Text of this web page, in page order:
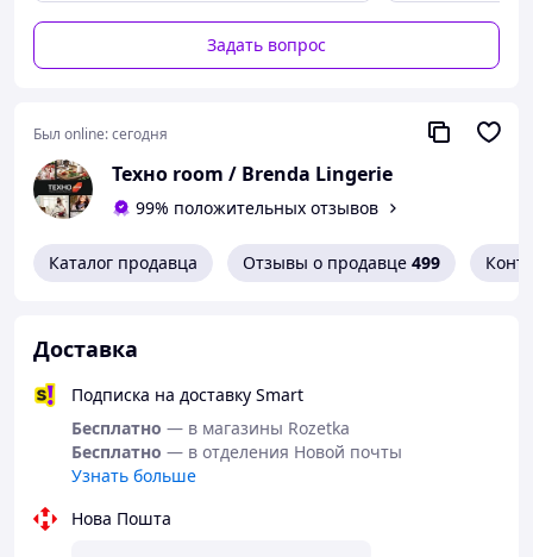
Задать вопрос
Был online:сегодня
Техно room / Brenda Lingerie
99% положительных отзывов
Каталог продавца Отзывы о продавце 499
Доставка
Подписка на доставку Smart
Бесплатно — в магазины Rozetka
Бесплатно — в отделения Новой почты
Узнать больше
Нова Пошта